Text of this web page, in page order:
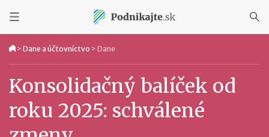
> Dane a účtovníctvo > Dane
Konsolidačný balíček od
roku 2025: schválené